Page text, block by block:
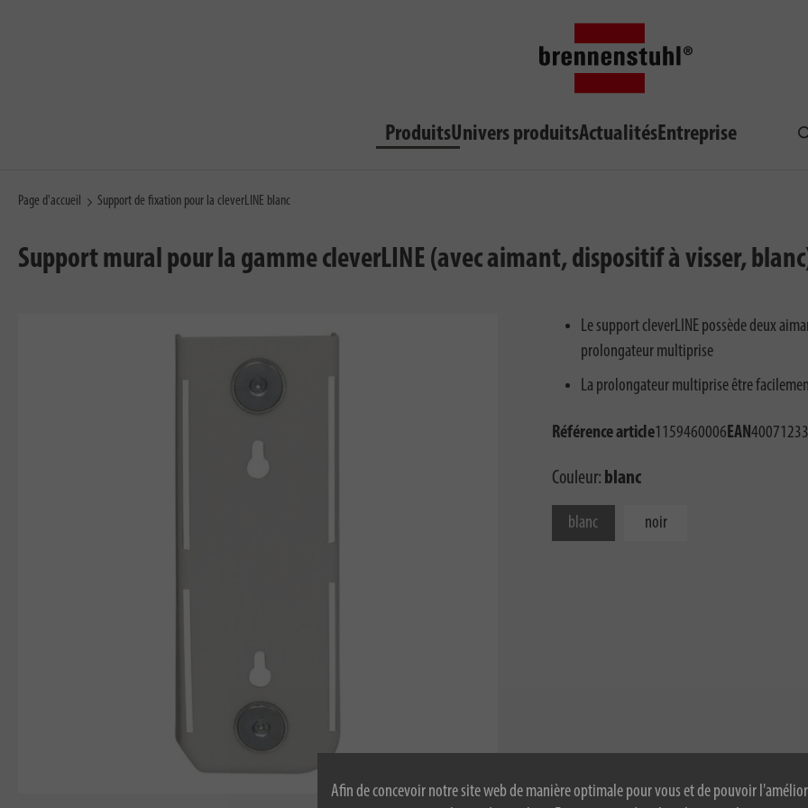
Afin de concevoir notre site web de manière optimale pour vous et de pouvoir
ProduitsUnivers produitsActualitésEntreprise
Page d'accueil Support de fixation pour la cleverLINE blanc
Support mural pour la gamme cleverLINE (avec aimant, dispositif à visser,
Le support cleverLINE possède deux
prolongateur multiprise
La prolongateur multiprise être
Référence article1159460006EAN
Couleur: blanc
blanc noir